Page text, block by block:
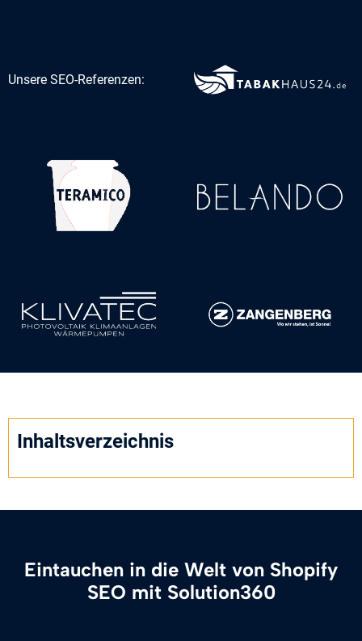
Unsere SEO-Referenzen:
Inhaltsverzeichnis
Eintauchen in die Welt von Shopify
SEO mit Solution360